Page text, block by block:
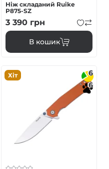
Ніж складаний Ruike
P875-SZ
3 390 грн
В кошик
Хіт
6
6